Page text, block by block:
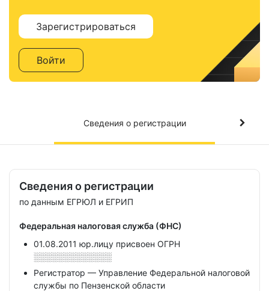
Зарегистрироваться
Войти
Сведения о регистрации
Сведения о регистрации
по данным ЕГРЮЛ и ЕГРИП
Федеральная налоговая служба (ФНС)
01.08.2011 юр.лицу присвоен ОГРН
░░░░░░░░░░░░░
Регистратор — Управление Федеральной налоговой
службы по Пензенской области